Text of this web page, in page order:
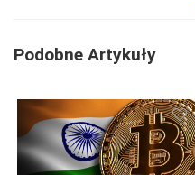
Podobne Artykuły